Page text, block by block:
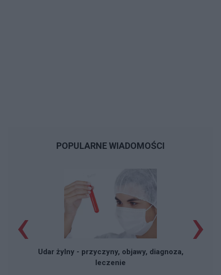
POPULARNE WIADOMOŚCI
Udar żylny - przyczyny, objawy, diagnoza,
leczenie
‹ ›